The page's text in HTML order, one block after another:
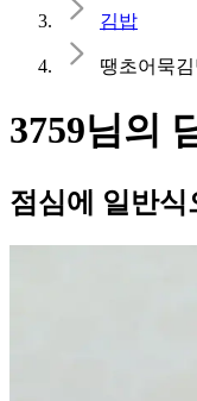
김밥
땡초어묵
3759님의
점심에 일반식